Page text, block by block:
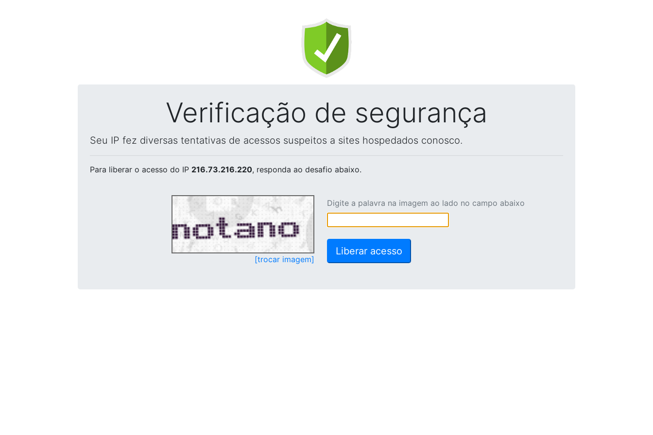
Verificação de segurança
Seu IP fez diversas tentativas de acessos suspeitos a sites hospedados conosco.
Para liberar o acesso do IP 216.73.216.220, responda ao desafio abaixo.
[trocar imagem]
Digite a palavra na imagem ao lado no campo abaixo